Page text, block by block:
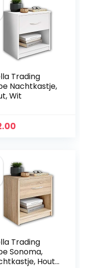
Trading
Nachtkastje,
Wit
Trading
Sonoma,
Hout,